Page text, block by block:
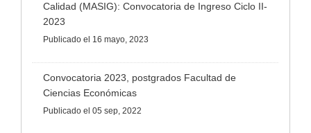
Calidad (MASIG): Convocatoria de Ingreso Ciclo II-
2023
Publicado el 16 mayo, 2023
Convocatoria 2023, postgrados Facultad de
Ciencias Económicas
Publicado el 05 sep, 2022